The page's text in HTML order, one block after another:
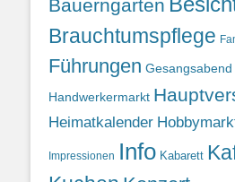
Bauerngarten
Brauchtumspflege
Führungen Gesangsabend
Handwerkermarkt
Heimatkalender
Impressionen Info Kabarett